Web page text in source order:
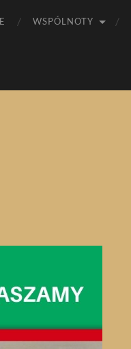
WSPÓLNOTY